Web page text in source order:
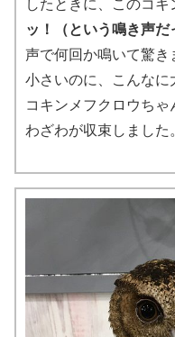
したときに、このコ
ッ！（という鳴き声だ
声で何回か鳴いて驚き
小さいのに、こんなに
コキンメフクロウち
わざわが収束しました